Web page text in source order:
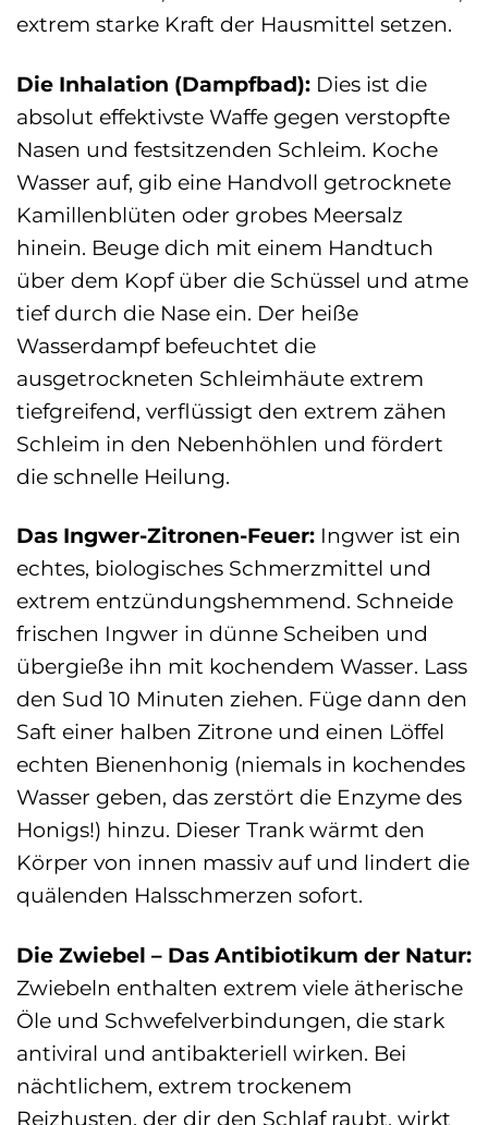
extrem starke Kraft der Hausmittel setzen.
Die Inhalation (Dampfbad): Dies ist die
absolut effektivste Waffe gegen verstopfte
Nasen und festsitzenden Schleim. Koche
Wasser auf, gib eine Handvoll getrocknete
Kamillenblüten oder grobes Meersalz
hinein. Beuge dich mit einem Handtuch
über dem Kopf über die Schüssel und atme
tief durch die Nase ein. Der heiße
Wasserdampf befeuchtet die
ausgetrockneten Schleimhäute extrem
tiefgreifend, verflüssigt den extrem zähen
Schleim in den Nebenhöhlen und fördert
die schnelle Heilung.
Das Ingwer-Zitronen-Feuer: Ingwer ist ein
echtes, biologisches Schmerzmittel und
extrem entzündungshemmend. Schneide
frischen Ingwer in dünne Scheiben und
übergieße ihn mit kochendem Wasser. Lass
den Sud 10 Minuten ziehen. Füge dann den
Saft einer halben Zitrone und einen Löffel
echten Bienenhonig (niemals in kochendes
Wasser geben, das zerstört die Enzyme des
Honigs!) hinzu. Dieser Trank wärmt den
Körper von innen massiv auf und lindert die
quälenden Halsschmerzen sofort.
Die Zwiebel – Das Antibiotikum der Natur:
Zwiebeln enthalten extrem viele ätherische
Öle und Schwefelverbindungen, die stark
antiviral und antibakteriell wirken. Bei
nächtlichem, extrem trockenem
Reizhusten, der dir den Schlaf raubt, wirkt